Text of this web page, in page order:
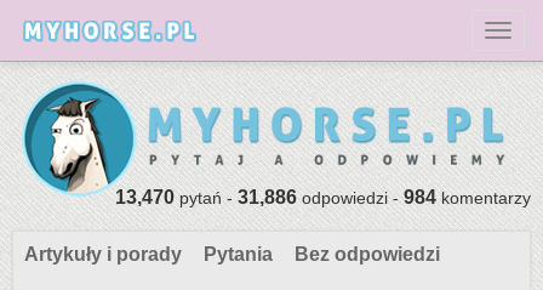
13,470pytań -31,886odpowiedzi -984komentarzy
Artykuły i porady Pytania Bez odpowiedzi